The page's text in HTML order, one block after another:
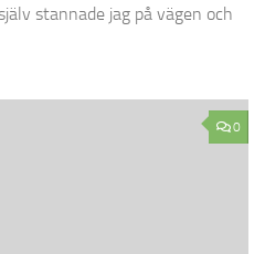
stannade jag på vägen och
0